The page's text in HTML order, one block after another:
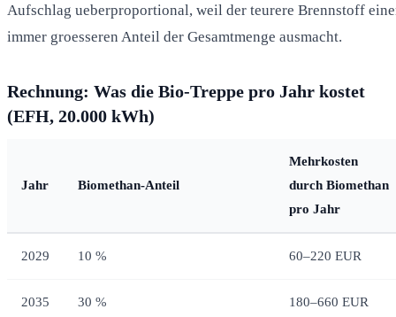
Aufschlag ueberproportional, weil der teurere Brennstoff
immer groesseren Anteil der Gesamtmenge ausmacht.
Rechnung: Was die Bio-Treppe pro Jahr kostet
(EFH, 20.000 kWh)
Jahr Biomethan-Anteil
Mehrkosten
durch Biomethan
pro Jahr
2029 10 % 60–220 EUR
2035 30 % 180–660 EUR